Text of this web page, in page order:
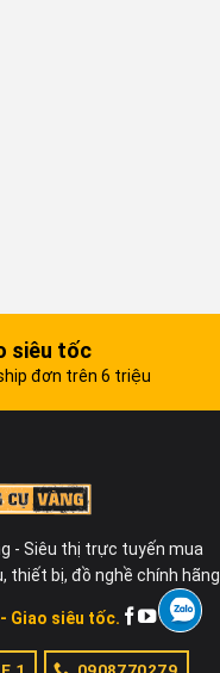
siêu tốc
đơn trên 6 triệu
- Siêu thị trực tuyến mua
thiết bị, đồ nghề chính hãng.
Giao siêu tốc.